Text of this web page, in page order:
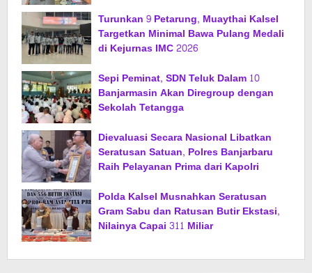
Turunkan 9 Petarung, Muaythai Kalsel
Targetkan Minimal Bawa Pulang Medali
di Kejurnas IMC 2026
Sepi Peminat, SDN Teluk Dalam 10
Banjarmasin Akan Diregroup dengan
Sekolah Tetangga
Dievaluasi Secara Nasional Libatkan
Seratusan Satuan, Polres Banjarbaru
Raih Pelayanan Prima dari Kapolri
Polda Kalsel Musnahkan Seratusan
Gram Sabu dan Ratusan Butir Ekstasi,
Nilainya Capai 311 Miliar